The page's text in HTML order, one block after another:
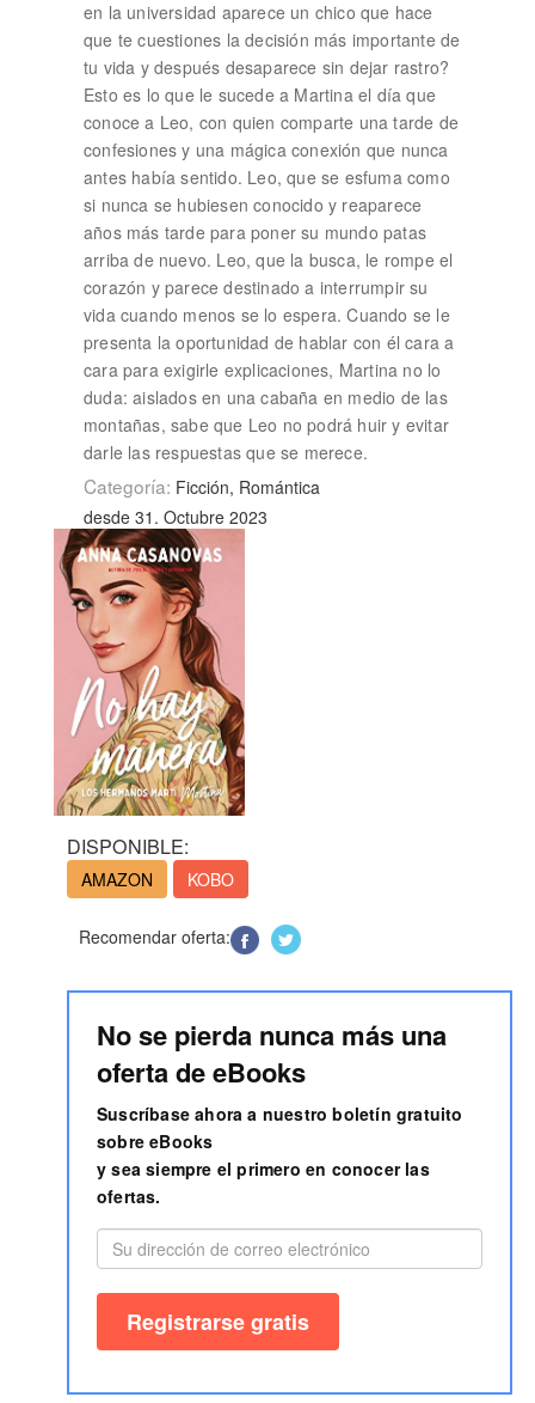
en la universidad aparece un chico que hace
que te cuestiones la decisión más importante de
tu vida y después desaparece sin dejar rastro?
Esto es lo que le sucede a Martina el día que
conoce a Leo, con quien comparte una tarde de
confesiones y una mágica conexión que nunca
antes había sentido. Leo, que se esfuma como
si nunca se hubiesen conocido y reaparece
años más tarde para poner su mundo patas
arriba de nuevo. Leo, que la busca, le rompe el
corazón y parece destinado a interrumpir su
vida cuando menos se lo espera. Cuando se le
presenta la oportunidad de hablar con él cara a
cara para exigirle explicaciones, Martina no lo
duda: aislados en una cabaña en medio de las
montañas, sabe que Leo no podrá huir y evitar
darle las respuestas que se merece.
Categoría: Ficción, Romántica
desde 31. Octubre 2023
DISPONIBLE:
AMAZON KOBO
Recomendar oferta:
No se pierda nunca más una
oferta de eBooks
Suscríbase ahora a nuestro boletín gratuito
sobre eBooks
y sea siempre el primero en conocer las
ofertas.